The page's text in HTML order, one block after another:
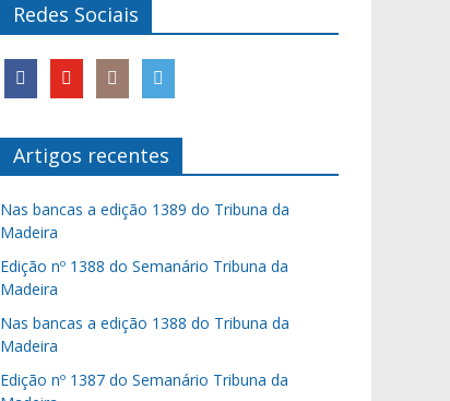
Redes Sociais
Artigos recentes
Nas bancas a edição 1389 do Tribuna da
Madeira
Edição nº 1388 do Semanário Tribuna da
Madeira
Nas bancas a edição 1388 do Tribuna da
Madeira
Edição nº 1387 do Semanário Tribuna da